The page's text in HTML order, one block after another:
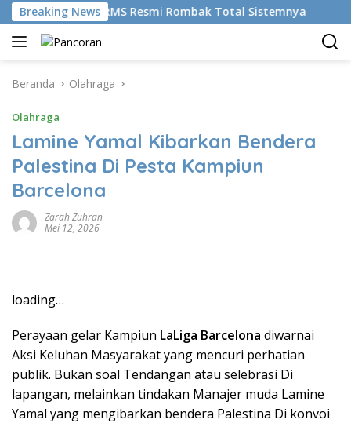
Langsung
ke
konten
Breaking News
AI, BRMS Resmi Rombak Total Sistemnya
Beranda Olahraga
Olahraga
Lamine Yamal Kibarkan Bendera
Palestina Di Pesta Kampiun
Barcelona
Zarah Zuhran
Mei 12, 2026
loading…
Perayaan gelar Kampiun LaLiga Barcelona diwarnai
Aksi Keluhan Masyarakat yang mencuri perhatian
publik. Bukan soal Tendangan atau selebrasi Di
lapangan, melainkan tindakan Manajer muda Lamine
Yamal yang mengibarkan bendera Palestina Di konvoi